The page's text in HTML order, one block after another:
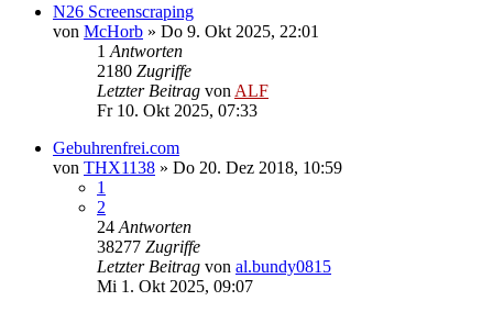
N26 Screenscraping
von McHorb » Do 9. Okt 2025, 22:01
1 Antworten
2180 Zugriffe
Letzter Beitrag von ALF
Fr 10. Okt 2025, 07:33
Gebuhrenfrei.com
von THX1138 » Do 20. Dez 2018, 10:59
1
2
24 Antworten
38277 Zugriffe
Letzter Beitrag von al.bundy0815
Mi 1. Okt 2025, 09:07